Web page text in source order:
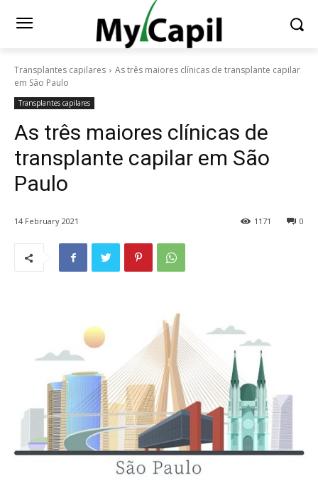
Transplantes capilares
As três maiores clínicas de transplante capilar
em São Paulo
Transplantes capilares
As três maiores clínicas de
transplante capilar em São
Paulo
14 February 2021 0
1171